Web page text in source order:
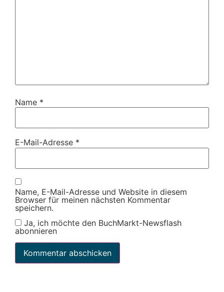
Name *
E-Mail-Adresse *
Name, E-Mail-Adresse und Website in diesem
Browser für meinen nächsten Kommentar
speichern.
Ja, ich möchte den BuchMarkt-Newsflash
abonnieren